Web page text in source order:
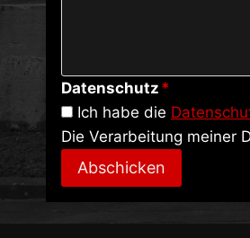
Datenschutz *
Ich habe die
Die Verarbeitung meiner
Abschicken